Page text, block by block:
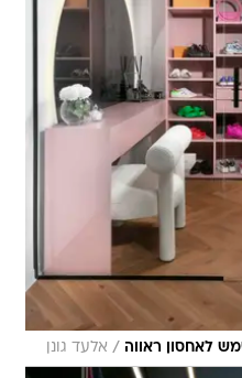
/ אלעד גונן